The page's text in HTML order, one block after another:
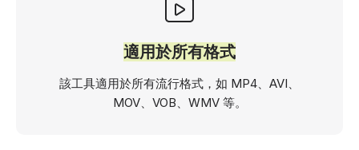
適用於所有格式
該工具適用於所有流行格式，如 MP4、AVI、
MOV、VOB、WMV 等。